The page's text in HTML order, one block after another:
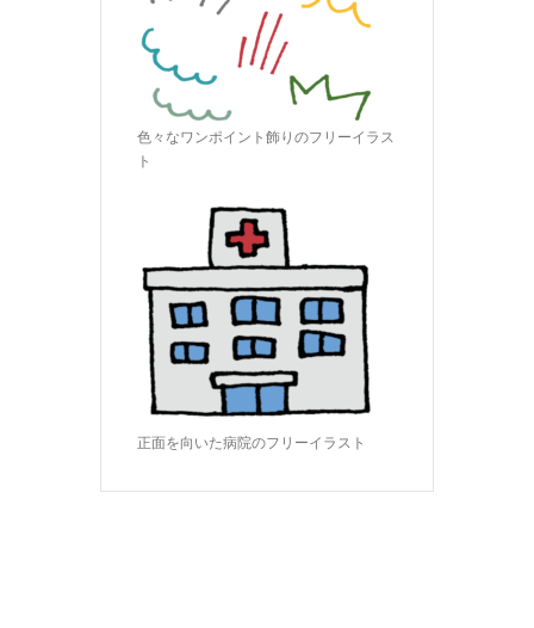
色々なワンポイント飾りのフリーイラス
ト
正面を向いた病院のフリーイラスト